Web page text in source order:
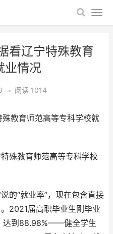
看辽宁特殊教育
业情况
• 阅读 1014
教育师范高等专科学校就
殊教育师范高等专科学校
的“就业率”，现在包含直接
2021届高职毕业生刚毕业
达到88.98%——健全学生